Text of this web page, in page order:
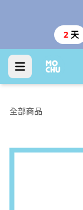
2 天
全部商品